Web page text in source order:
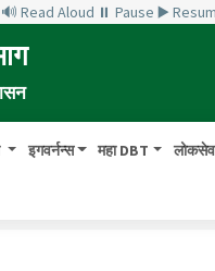
🔊 Read Aloud ⏸ Pause ▶️
इगवर्नन्स महा DBT